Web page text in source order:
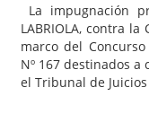
La impugnación
LABRIOLA, contra
marco del
Nº 167 destinados a
el Tribunal de